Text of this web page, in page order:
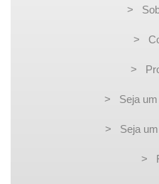
>
>
>
> Seja um
> Seja um
>